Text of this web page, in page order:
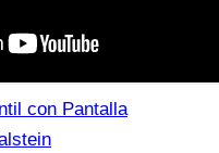
con Pantalla